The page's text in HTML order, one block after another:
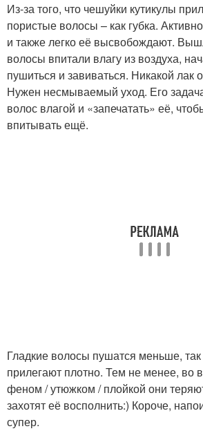
Из-за того, что чешуйки кутикулы
пористые волосы – как губка.
и также легко её высвобождают.
волосы впитали влагу из воздуха,
пушиться и завиваться. Никакой лак
Нужен несмываемый уход. Его
волос влагой и «запечатать» её,
впитывать ещё.
Гладкие волосы пушатся меньше, так
прилегают плотно. Тем не менее, во
феном / утюжком / плойкой они
захотят её восполнить:) Короче,
супер.